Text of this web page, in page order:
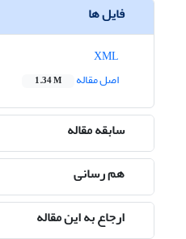
فایل ها
اصل مقاله
1.34 M
سابقه مقاله
هم رسانی
ارجاع به این مقاله